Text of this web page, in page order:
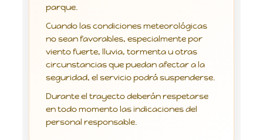
parque.
Cuando las condiciones meteorológicas
no sean favorables, especialmente por
viento fuerte, lluvia, tormenta u otras
circunstancias que puedan afectar a la
seguridad, el servicio podrá suspenderse.
Durante el trayecto deberán respetarse
en todo momento las indicaciones del
personal responsable.